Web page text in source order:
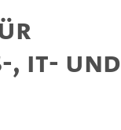
IT- und